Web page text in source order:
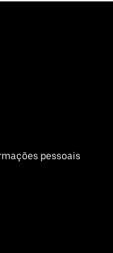
pessoais